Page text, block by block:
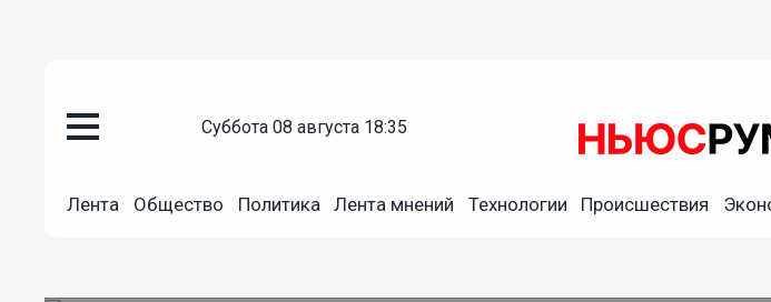
суббота 08 августа 18:35
Лента Общество Политика Лента мнений Технологии Происшествия
Почти половина нижегородских абонентов Tele2